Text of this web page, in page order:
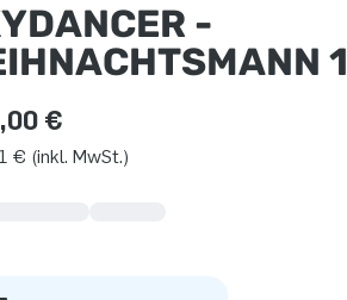
-
1
€
€ (inkl. MwSt.)